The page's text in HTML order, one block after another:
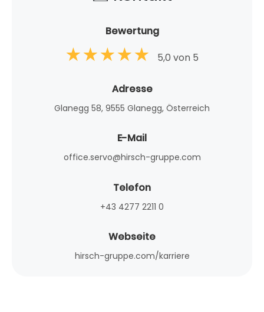
Bewertung
5,0 von 5
Adresse
Glanegg 58, 9555 Glanegg, Österreich
E-Mail
office.servo@hirsch-gruppe.com
Telefon
+43 4277 2211 0
Webseite
hirsch-gruppe.com/karriere